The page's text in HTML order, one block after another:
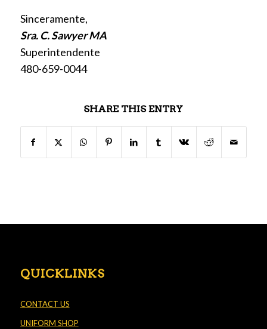
Sinceramente,
Sra. C. Sawyer MA
Superintendente
480-659-0044
SHARE THIS ENTRY
QUICKLINKS
CONTACT US
UNIFORM SHOP